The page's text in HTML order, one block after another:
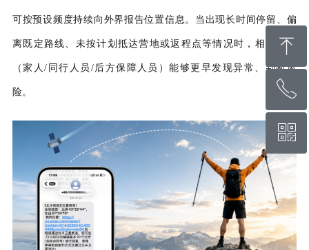
可按预设频度持续向外界报告位置信息。当出现长时间停留、偏
离既定路线、未按计划抵达营地或返程点等情况时， 相关人员
（家人/同行人员/后方保障人员）能够更早发现异常、判断风
险。
ꁸ
回到顶部
ꂅ
400-822-5331
ꀥ